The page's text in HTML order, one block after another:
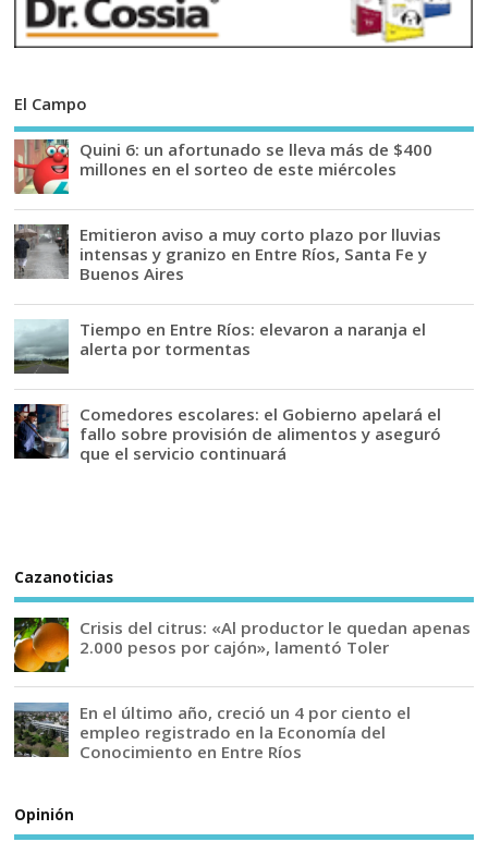
El Campo
Quini 6: un afortunado se lleva más de $400
millones en el sorteo de este miércoles
Emitieron aviso a muy corto plazo por lluvias
intensas y granizo en Entre Ríos, Santa Fe y
Buenos Aires
Tiempo en Entre Ríos: elevaron a naranja el
alerta por tormentas
Comedores escolares: el Gobierno apelará el
fallo sobre provisión de alimentos y aseguró
que el servicio continuará
Cazanoticias
Crisis del citrus: «Al productor le quedan apenas
2.000 pesos por cajón», lamentó Toler
En el último año, creció un 4 por ciento el
empleo registrado en la Economía del
Conocimiento en Entre Ríos
Opinión